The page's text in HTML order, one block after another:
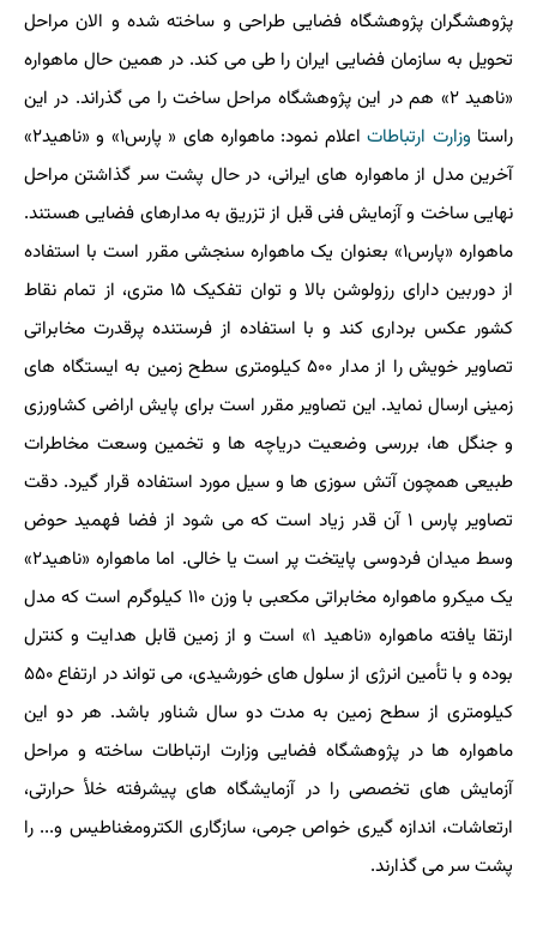
پژوهشگران پژوهشگاه فضایی طراحی و ساخته شده و الان مراحل
تحویل به سازمان فضایی ایران را طی می کند. در همین حال ماهواره
«ناهید ۲» هم در این پژوهشگاه مراحل ساخت را می گذراند. در این
راستا وزارت ارتباطات
اعلام نمود: ماهواره های « پارس۱» و «ناهید۲»
آخرین مدل از ماهواره های ایرانی، در حال پشت سر گذاشتن مراحل
نهایی ساخت و آزمایش فنی قبل از تزریق به مدارهای فضایی هستند.
ماهواره «پارس۱» بعنوان یک ماهواره سنجشی مقرر است با استفاده
از دوربین دارای رزولوشن بالا و توان تفکیک ۱۵ متری، از تمام نقاط
کشور عکس برداری کند و با استفاده از فرستنده پرقدرت مخابراتی
تصاویر خویش را از مدار ۵۰۰ کیلومتری سطح زمین به ایستگاه های
زمینی ارسال نماید. این تصاویر مقرر است برای پایش اراضی کشاورزی
و جنگل ها، بررسی وضعیت دریاچه ها و تخمین وسعت مخاطرات
طبیعی همچون آتش سوزی ها و سیل مورد استفاده قرار گیرد. دقت
تصاویر پارس ۱ آن قدر زیاد است که می شود از فضا فهمید حوض
وسط میدان فردوسی پایتخت پر است یا خالی. اما ماهواره «ناهید۲»
یک میکرو ماهواره مخابراتی مکعبی با وزن ۱۱۰ کیلوگرم است که مدل
ارتقا یافته ماهواره «ناهید ۱» است و از زمین قابل هدایت و کنترل
بوده و با تأمین انرژی از سلول های خورشیدی، می تواند در ارتفاع ۵۵۰
کیلومتری از سطح زمین به مدت دو سال شناور باشد. هر دو این
ماهواره ها در پژوهشگاه فضایی وزارت ارتباطات ساخته و مراحل
آزمایش های تخصصی را در آزمایشگاه های پیشرفته خلأ حرارتی،
ارتعاشات، اندازه گیری خواص جرمی، سازگاری الکترومغناطیس و... را
پشت سر می گذارند.